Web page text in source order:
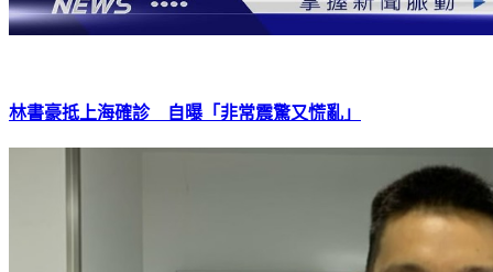
林書豪抵上海確診 自曝「非常震驚又慌亂」